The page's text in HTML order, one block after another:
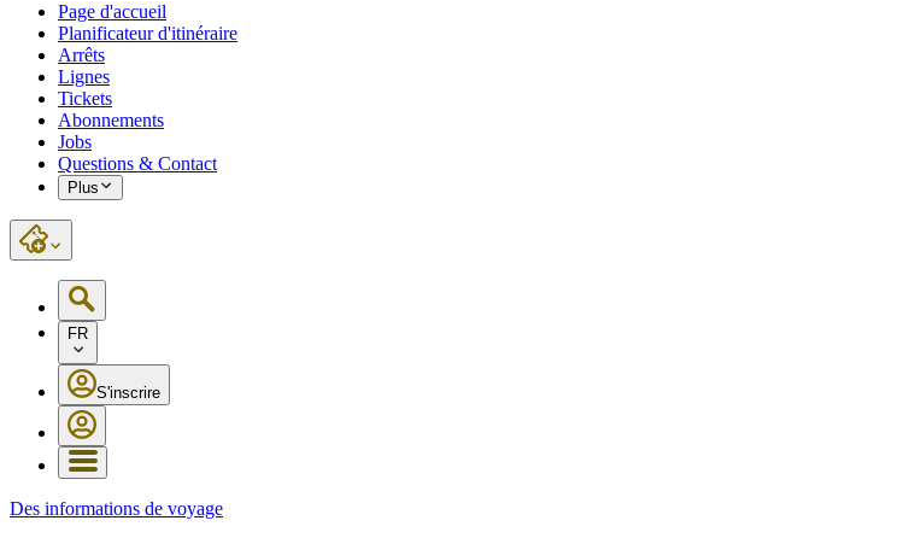
Page d'accueil
Planificateur d'itinéraire
Arrêts
Lignes
Tickets
Abonnements
Jobs
Questions & Contact
Plus
FR
S'inscrire
Des informations de voyage